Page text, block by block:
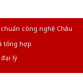
công nghệ Châu
tổng hợp
lý